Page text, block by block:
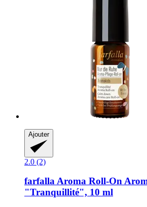
Ajouter
2.0 (2)
farfallaAroma Roll-​On
"Tranquillité", 10 ml